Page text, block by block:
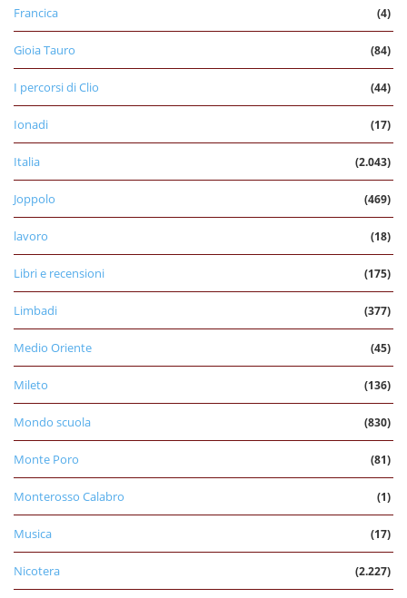
Francica (4)
Gioia Tauro (84)
I percorsi di Clio (44)
Ionadi (17)
Italia (2.043)
Joppolo (469)
lavoro (18)
Libri e recensioni (175)
Limbadi (377)
Medio Oriente (45)
Mileto (136)
Mondo scuola (830)
Monte Poro (81)
Monterosso Calabro (1)
Musica (17)
Nicotera (2.227)